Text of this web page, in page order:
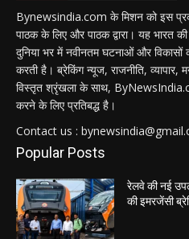
Bynewsindia.com के मिशन को इस
पाठक के लिए और पाठक द्वारा। यह भारत
दुनिया भर में नवीनतम घटनाओं और
करती है। ब्रेकिंग न्यूज, राजनीति,
विस्तृत श्रृंखला के साथ,
करने के लिए प्रतिबद्ध है।
Contact us :
Popular Posts
रेलवे की नई
की इमरजेंसी